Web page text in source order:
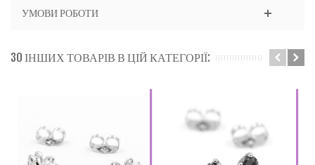
УМОВИ РОБОТИ
30 ІНШИХ ТОВАРІВ В ЦІЙ КАТЕГОРІЇ: